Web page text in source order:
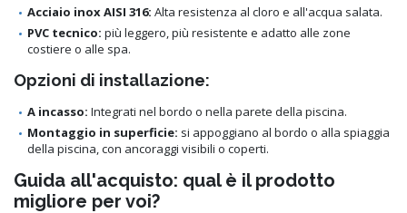
Acciaio inox AISI 316: Alta resistenza al cloro e all'acqua salata.
PVC tecnico: più leggero, più resistente e adatto alle zone
costiere o alle spa.
Opzioni di installazione:
A incasso: Integrati nel bordo o nella parete della piscina.
Montaggio in superficie: si appoggiano al bordo o alla spiaggia
della piscina, con ancoraggi visibili o coperti.
Guida all'acquisto: qual è il prodotto
migliore per voi?